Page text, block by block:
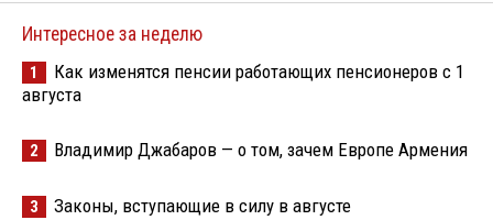
Интересное за неделю
1
Как изменятся пенсии работающих пенсионеров с 1
августа
2 Владимир Джабаров — о том, зачем Европе Армения
3 Законы, вступающие в силу в августе